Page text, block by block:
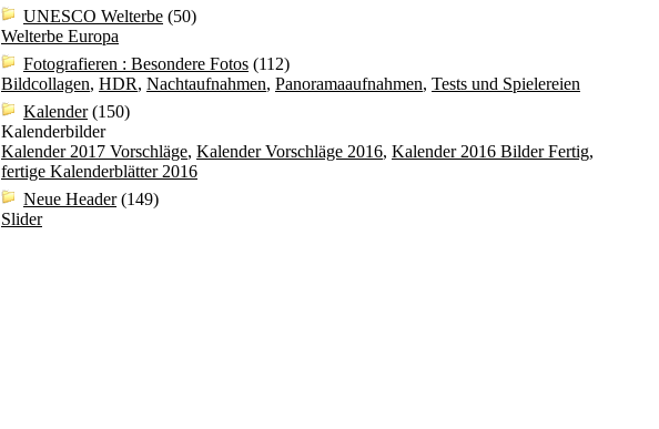
UNESCO Welterbe (50)
Welterbe Europa
Fotografieren : Besondere Fotos (112)
Bildcollagen, HDR, Nachtaufnahmen, Panoramaaufnahmen, Tests und Spielereien
Kalender(150)
Kalenderbilder
Kalender 2017 Vorschläge, Kalender Vorschläge 2016, Kalender 2016 Bilder Fertig,
fertige Kalenderblätter 2016
Neue Header(149)
Slider